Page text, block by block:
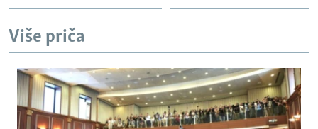
NASTANAK I RASPAD JUGOSLAVIJE
Više priča